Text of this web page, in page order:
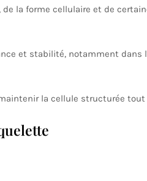
la forme cellulaire et de
et stabilité, notamment dans
la cellule structurée